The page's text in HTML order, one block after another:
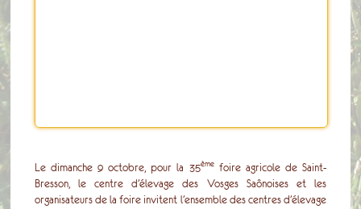
Le dimanche 9 octobre, pour la 35èmefoire agricole de Saint-
Bresson, le centre d’élevage des Vosges Saônoises et les
organisateurs de la foire invitent l’ensemble des centres d’élevage